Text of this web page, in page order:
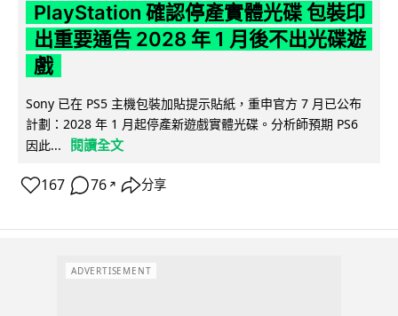
PlayStation 確認停產實體光碟 包裝印
出重要通告 2028 年 1 月後不出光碟遊
戲
Sony 已在 PS5 主機包裝加貼提示貼紙，重申官方 7 月已公布
計劃：2028 年 1 月起停產新遊戲實體光碟。分析師預期 PS6
因此...
閱讀全文
167 76 ↗ 分享
ADVERTISEMENT